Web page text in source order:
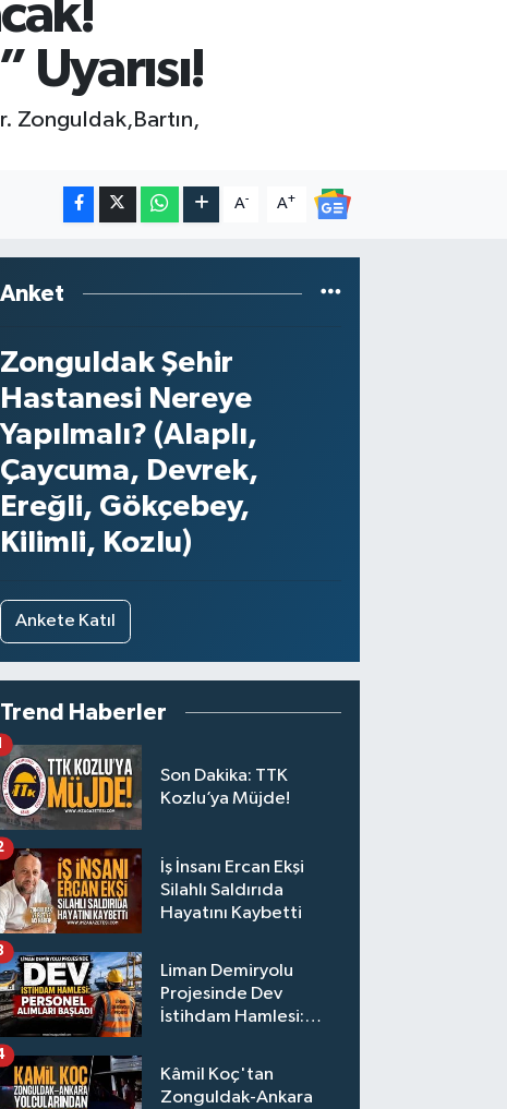
Zonguldak,Bartın,
A- A+
Anket
Zonguldak Şehir
Hastanesi Nereye
Yapılmalı? (Alaplı,
Çaycuma, Devrek,
Ereğli, Gökçebey,
Kilimli, Kozlu)
Ankete Katıl
Trend Haberler
Son Dakika: TTK
Kozlu’ya Müjde!
İş İnsanı Ercan Ekşi
Silahlı Saldırıda
Hayatını Kaybetti
Liman Demiryolu
Projesinde Dev
İstihdam Hamlesi:
Kâmil Koç'tan
Zonguldak-Ankara